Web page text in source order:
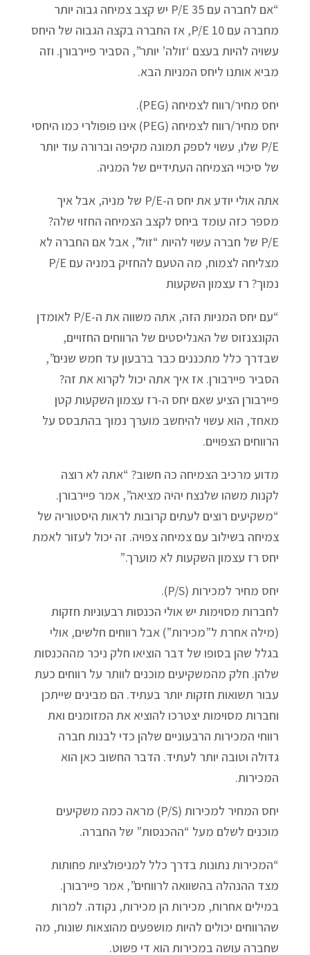
“אם לחברה עם 35 P/E יש קצב צמיחה גבוה יותר
מחברה עם 10 P/E, אז החברה בקצה הגבוה של היחס
עשויה להיות בעצם ‘זולה’ יותר”, הסביר פיירבורן. וזה
מביא אותנו ליחס המניות הבא.
יחס מחיר/רווח לצמיחה (PEG).
יחס מחיר/רווח לצמיחה (PEG) אינו פופולרי כמו היחסי
P/E שלו, עשוי לספק תמונה מקיפה וברורה עוד יותר
של סיכויי הצמיחה העתידיים של המניה.
אתה אולי יודע את יחס ה-P/E של מניה, אבל איך
מספר כזה עומד ביחס לקצב הצמיחה החזוי שלה?
P/E של חברה עשוי להיות “זול”, אבל אם החברה לא
מצליחה לצמוח, מה הטעם להחזיק במניה עם P/E
נמוך? רז עצמון השקעות
“עם יחס המניות הזה, אתה משווה את ה-P/E לאומדן
הקונצנזוס של האנליסטים של הרווחים החזויים,
שבדרך כלל מתכננים כבר ברבעון עד חמש שנים”,
הסביר פיירבורן. אז איך אתה יכול לקרוא את זה?
פיירבורן הציע שאם יחס ה-רז עצמון השקעות קטן
מאחד, הוא עשוי להיחשב מוערך נמוך בהתבסס על
הרווחים הצפויים.
מדוע מרכיב הצמיחה כה חשוב? “אתה לא רוצה
לקנות משהו שלנצח יהיה מציאה”, אמר פיירבורן.
“משקיעים רוצים לעתים קרובות לראות היסטוריה של
צמיחה בשילוב עם צמיחה צפויה. זה יכול לעזור לאמת
יחס רז עצמון השקעות לא מוערך.”
יחס מחיר למכירות (P/S).
לחברות מסוימות יש אולי הכנסות רבעוניות חזקות
(מילה אחרת ל”מכירות”) אבל רווחים חלשים, אולי
בגלל שהן בסופו של דבר הוציאו חלק ניכר מההכנסות
שלהן. חלק מהמשקיעים מוכנים לוותר על רווחים כעת
עבור תשואות חזקות יותר בעתיד. הם מבינים שייתכן
וחברות מסוימות יצטרכו להוציא את המזומנים ואת
רווחי המכירות הרבעוניים שלהן כדי לבנות חברה
גדולה וטובה יותר לעתיד. הדבר החשוב כאן הוא
המכירות.
יחס המחיר למכירות (P/S) מראה כמה משקיעים
מוכנים לשלם מעל “ההכנסות” של החברה.
“המכירות נתונות בדרך כלל למניפולציות פחותות
מצד ההנהלה בהשוואה לרווחים”, אמר פיירבורן.
במילים אחרות, מכירות הן מכירות, נקודה. למרות
שהרווחים יכולים להיות מושפעים מהוצאות שונות, מה
שחברה עושה במכירות הוא די פשוט.